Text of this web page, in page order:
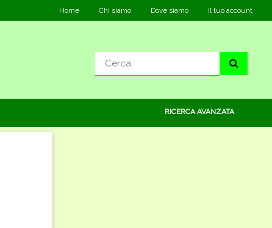
Home Chi siamo Dove siamo Il tuo account
RICERCA AVANZATA